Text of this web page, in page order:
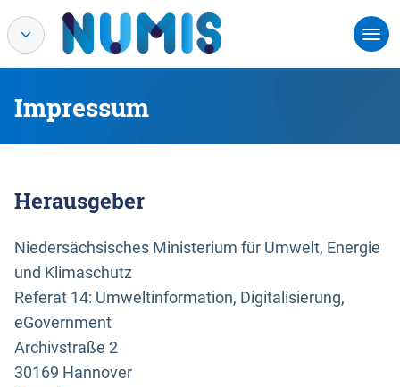
Impressum
Herausgeber
Niedersächsisches Ministerium für Umwelt, Energie
und Klimaschutz
Referat 14: Umweltinformation, Digitalisierung,
eGovernment
Archivstraße 2
30169 Hannover